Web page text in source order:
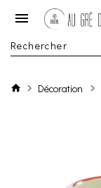
Décoration